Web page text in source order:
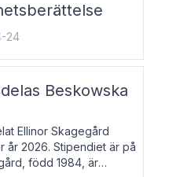
24
Beskowska
Ellinor Skagegård
år 2026. Stipendiet är på
född 1984, är